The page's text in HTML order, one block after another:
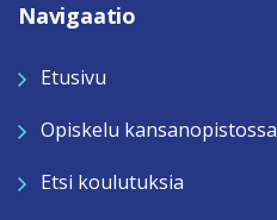
Navigaatio
Etusivu
Opiskelu kansanopistossa
Etsi koulutuksia